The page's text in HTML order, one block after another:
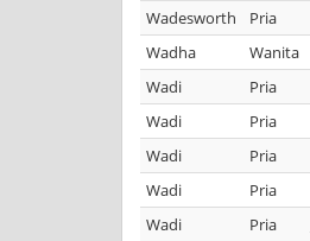
Wadesworth
Pria
Wadha
Wanita
Wadi
Pria
Wadi
Pria
Wadi
Pria
Wadi
Pria
Wadi
Pria